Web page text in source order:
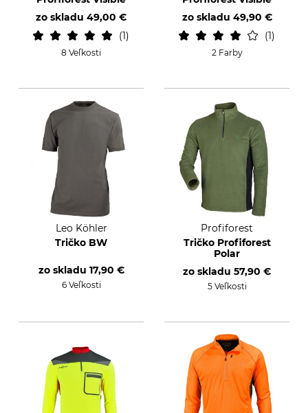
zo skladu 49,00 €
1
8 Veľkosti
zo skladu 49,90 €
1
2 Farby
Leo Köhler
Tričko BW
zo skladu 17,90 €
6 Veľkosti
Profiforest
Tričko Profiforest
Polar
zo skladu 57,90 €
5 Veľkosti